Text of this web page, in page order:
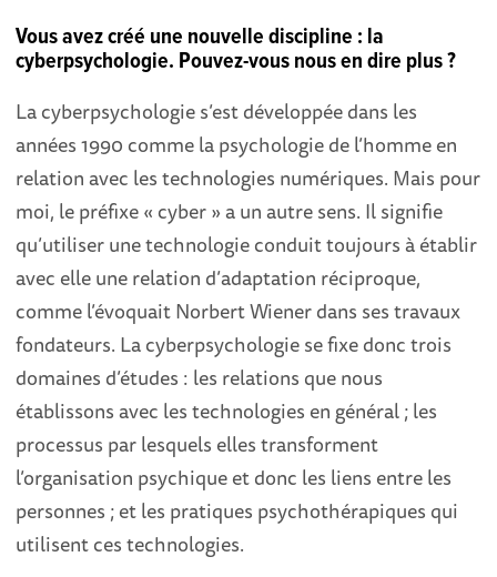
Vous avez créé une nouvelle discipline : la
cyberpsychologie. Pouvez-vous nous en dire plus ?
La cyberpsychologie s’est développée dans les
années 1990 comme la psychologie de l’homme en
relation avec les technologies numériques. Mais pour
moi, le préfixe « cyber » a un autre sens. Il signifie
qu’utiliser une technologie conduit toujours à établir
avec elle une relation d’adaptation réciproque,
comme l’évoquait Norbert Wiener dans ses travaux
fondateurs. La cyberpsychologie se fixe donc trois
domaines d’études : les relations que nous
établissons avec les technologies en général ; les
processus par lesquels elles transforment
l’organisation psychique et donc les liens entre les
personnes ; et les pratiques psychothérapiques qui
utilisent ces technologies.